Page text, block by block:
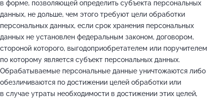
в форме, позволяющей определить субъекта персональных
данных, не дольше, чем этого требуют цели обработки
персональных данных, если срок хранения персональных
данных не установлен федеральным законом, договором,
стороной которого, выгодоприобретателем или поручителем
по которому является субъект персональных данных.
Обрабатываемые персональные данные уничтожаются либо
обезличиваются по достижении целей обработки или
в случае утраты необходимости в достижении этих целей,